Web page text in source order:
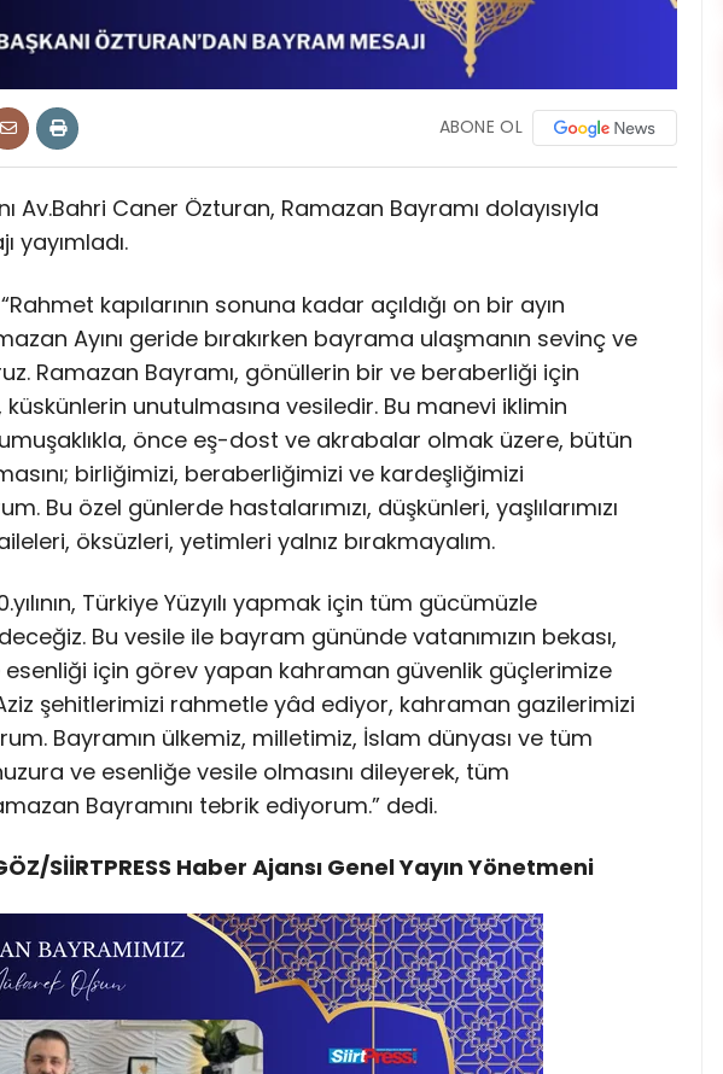
ABONE OL
Av.Bahri Caner Özturan, Ramazan Bayramı dolayısıyla
yayımladı.
kapılarının sonuna kadar açıldığı on bir ayın
Ayını geride bırakırken bayrama ulaşmanın sevinç ve
Ramazan Bayramı, gönüllerin bir ve beraberliği için
küskünlerin unutulmasına vesiledir. Bu manevi iklimin
önce eş-dost ve akrabalar olmak üzere, bütün
birliğimizi, beraberliğimizi ve kardeşliğimizi
Bu özel günlerde hastalarımızı, düşkünleri, yaşlılarımızı
öksüzleri, yetimleri yalnız bırakmayalım.
Türkiye Yüzyılı yapmak için tüm gücümüzle
Bu vesile ile bayram gününde vatanımızın bekası,
için görev yapan kahraman güvenlik güçlerimize
şehitlerimizi rahmetle yâd ediyor, kahraman gazilerimizi
Bayramın ülkemiz, milletimiz, İslam dünyası ve tüm
ve esenliğe vesile olmasını dileyerek, tüm
Bayramını tebrik ediyorum.” dedi.
SİİRTPRESS Haber Ajansı Genel Yayın Yönetmeni